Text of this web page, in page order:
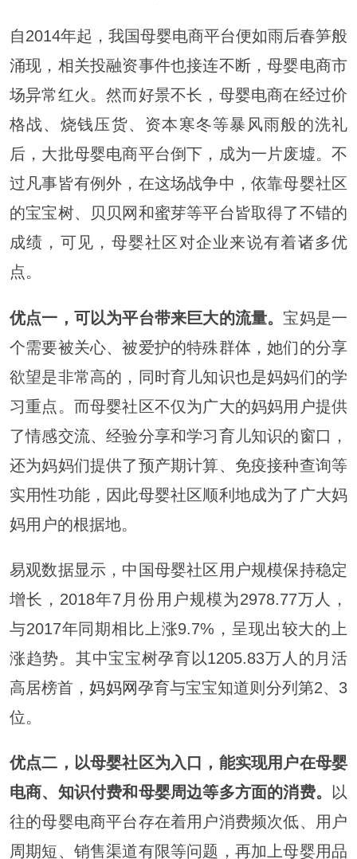
自2014年起，我国母婴电商平台便如雨后春笋般
涌现，相关投融资事件也接连不断，母婴电商市
场异常红火。然而好景不长，母婴电商在经过价
格战、烧钱压货、资本寒冬等暴风雨般的洗礼
后，大批母婴电商平台倒下，成为一片废墟。不
过凡事皆有例外，在这场战争中，依靠母婴社区
的宝宝树、贝贝网和蜜芽等平台皆取得了不错的
成绩，可见，母婴社区对企业来说有着诸多优
点。
优点一，可以为平台带来巨大的流量。 宝妈是一
个需要被关心、被爱护的特殊群体，她们的分享
欲望是非常高的，同时育儿知识也是妈妈们的学
习重点。而母婴社区不仅为广大的妈妈用户提供
了情感交流、经验分享和学习育儿知识的窗口，
还为妈妈们提供了预产期计算、免疫接种查询等
实用性功能，因此母婴社区顺利地成为了广大妈
妈用户的根据地。
易观数据显示，中国母婴社区用户规模保持稳定
增长，2018年7月份用户规模为2978.77万人，
与2017年同期相比上涨9.7%，呈现出较大的上
涨趋势。其中宝宝树孕育以1205.83万人的月活
高居榜首，妈妈网孕育与宝宝知道则分列第2、3
位。
优点二，以母婴社区为入口，能实现用户在母婴
电商、知识付费和母婴周边等多方面的消费。
以
往的母婴电商平台存在着用户消费频次低、用户
周期短、销售渠道有限等问题，再加上母婴用品